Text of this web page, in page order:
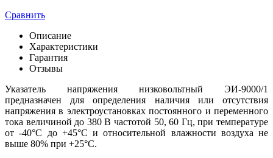
Сравнить
Описание
Характеристики
Гарантия
Отзывы
Указатель напряжения низковольтный ЭИ-9000/1
предназначен для определения наличия или отсутствия
напряжения в электроустановках постоянного и переменного
тока величиной до 380 В частотой 50, 60 Гц, при температуре
от -40°С до +45°С и относительной влажности воздуха не
выше 80% при +25°С.